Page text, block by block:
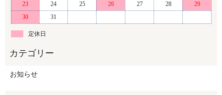
23
24 25 26 27 28
29
30
31
定休日
お知らせ